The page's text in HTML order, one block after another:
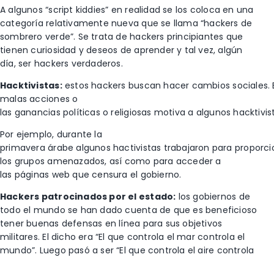
A algunos “script kiddies” en realidad se los coloca en una
categoría relativamente nueva que se llama “hackers de
sombrero verde”. Se trata de hackers principiantes que
tienen curiosidad y deseos de aprender y tal vez, algún
día, ser hackers verdaderos.
Hacktivistas:estos hackers buscan hacer cambios sociales.
malas acciones o
las ganancias políticas o religiosas motiva a algunos
Por ejemplo, durante la
primavera árabe algunos hactivistas trabajaron para
los grupos amenazados, así como para acceder a
las páginas web que censura el gobierno.
Hackers patrocinados por el estado: los gobiernos de
todo el mundo se han dado cuenta de que es beneficioso
tener buenas defensas en línea para sus objetivos
militares. El dicho era “El que controla el mar controla el
mundo”. Luego pasó a ser “El que controla el aire controla